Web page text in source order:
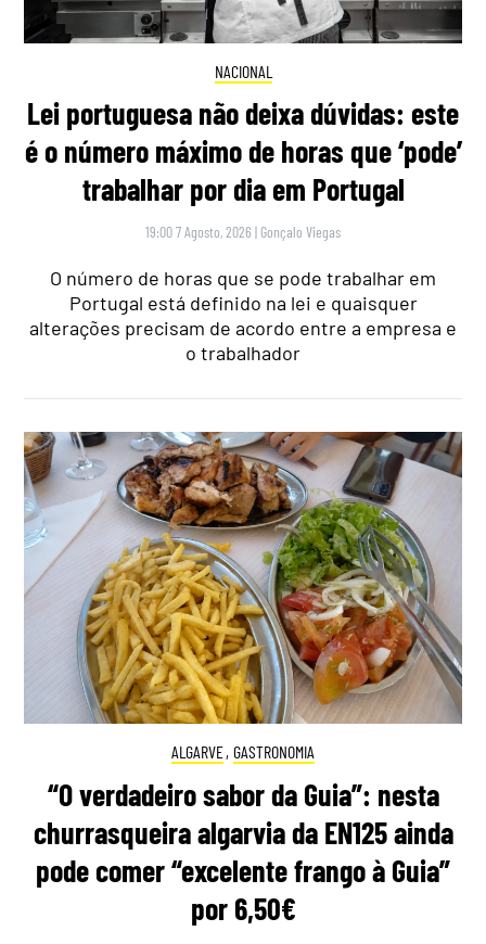
NACIONAL
Lei portuguesa não deixa dúvidas: este
é o número máximo de horas que ‘pode’
trabalhar por dia em Portugal
19:00 7 Agosto, 2026 | Gonçalo Viegas
O número de horas que se pode trabalhar em
Portugal está definido na lei e quaisquer
alterações precisam de acordo entre a empresa e
o trabalhador
ALGARVE, GASTRONOMIA
“O verdadeiro sabor da Guia”: nesta
churrasqueira algarvia da EN125 ainda
pode comer “excelente frango à Guia”
por 6,50€